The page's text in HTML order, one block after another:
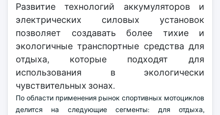
Развитие технологий аккумуляторов и
электрических силовых установок
позволяет создавать более тихие и
экологичные транспортные средства для
отдыха, которые подходят для
использования в экологически
чувствительных зонах.
По области применения рынок спортивных мотоциклов
делится на следующие сегменты: для отдыха,